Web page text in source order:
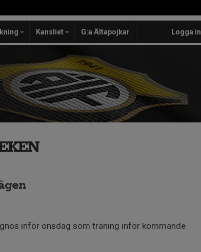
Kansliet G:a Ältapojkar Logga in
inför onsdag som träning inför kommande